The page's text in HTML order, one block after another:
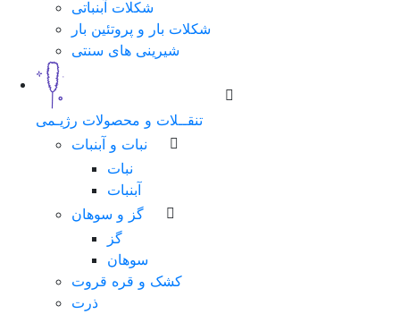
شکلات آبنباتی
شکلات بار و پروتئین بار
شیرینی های سنتی
تنقــلات و محصولات رژیـمی
نبات و آبنبات
نبات
آبنبات
گز و سوهان
گز
سوهان
کشک و قره قروت
ذرت